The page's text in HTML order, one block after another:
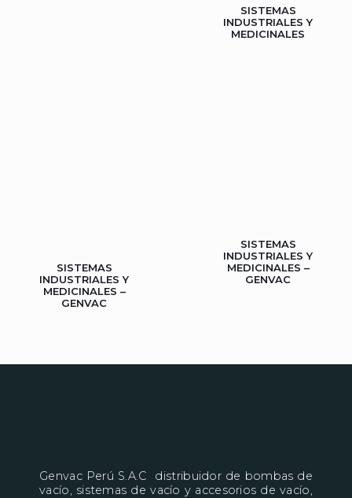
SISTEMAS
INDUSTRIALES Y
MEDICINALES
SISTEMAS
INDUSTRIALES Y
MEDICINALES –
GENVAC
SISTEMAS
INDUSTRIALES Y
MEDICINALES –
GENVAC
Genvac Perú S.A.C distribuidor de bombas de
vacío, sistemas de vacío y accesorios de vacío,